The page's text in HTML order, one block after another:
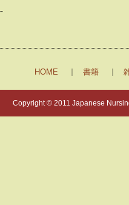
HOME 書籍
Copyright © 2011 Japanese